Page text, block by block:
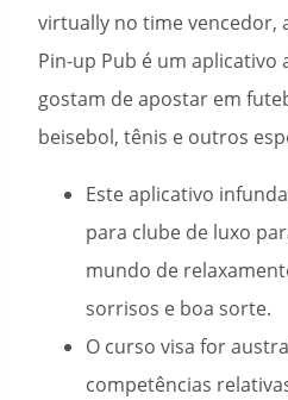
virtually no time vencedor,
Pin-up Pub é um aplicativo
gostam de apostar em
beisebol, tênis e outros
Este aplicativo
para clube de luxo
mundo de
sorrisos e boa sorte.
O curso visa for
competências